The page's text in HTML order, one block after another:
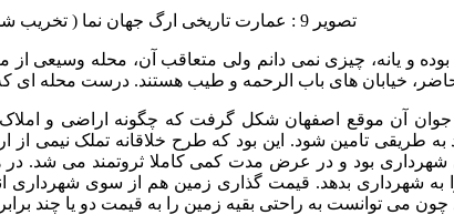
تصویر 9 : عمارت تاریخی ارگ جهان نما ( تخریب شده )
و یانه، چیزی نمی دانم ولی متعاقب آن، محله وسیعی از
خیابان های باب الرحمه و طیب هستند. درست محله ای
آن موقع اصفهان شکل گرفت که چگونه اراضی و املاک
طریقی تامین شود. این بود که طرح خلاقانه تملک نیمی
شهرداری بود و در عرض مدت کمی کاملا ثروتمند می شد.
به شهرداری بدهد. قیمت گذاری زمین هم از سوی
توانست به راحتی بقیه زمین را به قیمت دو یا چند برابر